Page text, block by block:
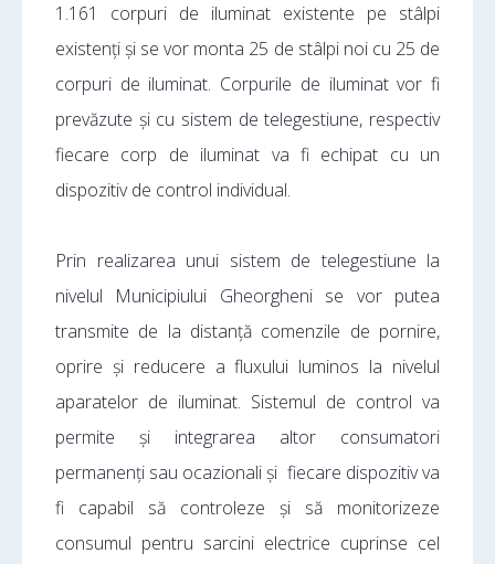
1.161 corpuri de iluminat existente pe stâlpi
existenți și se vor monta 25 de stâlpi noi cu 25 de
corpuri de iluminat. Corpurile de iluminat vor fi
prevăzute și cu sistem de telegestiune, respectiv
fiecare corp de iluminat va fi echipat cu un
dispozitiv de control individual.
Prin realizarea unui sistem de telegestiune la
nivelul Municipiului Gheorgheni se vor putea
transmite de la distanță comenzile de pornire,
oprire și reducere a fluxului luminos la nivelul
aparatelor de iluminat. Sistemul de control va
permite și integrarea altor consumatori
permanenți sau ocazionali și fiecare dispozitiv va
fi capabil să controleze și să monitorizeze
consumul pentru sarcini electrice cuprinse cel